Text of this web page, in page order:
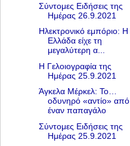
Σύντομες Ειδήσεις της
Ημέρας 26.9.2021
Ηλεκτρονικό εμπόριο: Η
Ελλάδα είχε τη
μεγαλύτερη α...
Η Γελοιογραφία της
Ημέρας 25.9.2021
Άγκελα Μέρκελ: To…
οδυνηρό «αντίο» από
έναν παπαγάλο
Σύντομες Ειδήσεις της
Ημέρας 25.9.2021